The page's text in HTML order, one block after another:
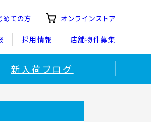
めての方 オンラインストア
採用情報 店舗物件募集
新入荷ブログ